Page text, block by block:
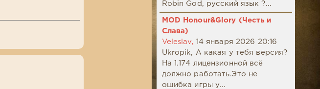
Robin God, русский язык ?...
MOD Honour&Glory (Честь и
Слава)
Veleslav,
14 января 2026 20:16
Ukropik, А какая у тебя версия?
На 1.174 лицензионной всё
должно работать.Это не
ошибка игры у...